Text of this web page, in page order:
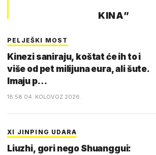
KINA”
PELJEŠKI MOST
Kinezi saniraju, koštat će ih to i
više od pet milijuna eura, ali šute.
Imaju p…
18:58 04. KOLOVOZ 2026.
XI JINPING UDARA
Liuzhi, gori nego Shuanggui: